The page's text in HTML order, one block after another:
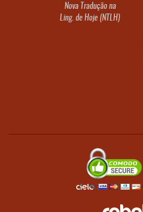
Nova Tradução na
Ling. de Hoje (NTLH)